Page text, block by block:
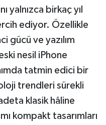
yalnızca birkaç yıl
ediyor. Özellikle
gücü ve yazılım
nesil iPhone
tatmin edici bir
trendleri sürekli
klasik hâline
kompakt tasarımları